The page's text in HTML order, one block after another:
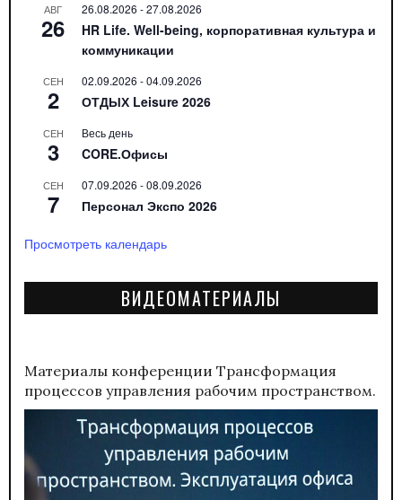
АВГ
26
26.08.2026 -27.08.2026
HR Life. Well-being, корпоративная культура и
коммуникации
СЕН
2
02.09.2026 -04.09.2026
ОТДЫХ Leisure 2026
СЕН
3
Весь день
CORE.Офисы
СЕН
7
07.09.2026 -08.09.2026
Персонал Экспо 2026
Просмотреть календарь
ВИДЕОМАТЕРИАЛЫ
Материалы конференции Трансформация
процессов управления рабочим пространством.